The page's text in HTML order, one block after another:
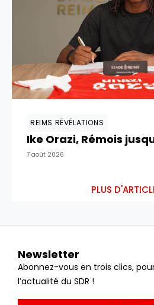
REIMS RÉVÉLATIONS
Ike Orazi, Rémois
7 août 2026
PLUS
Newsletter
Abonnez-vous en trois clics,
l’actualité du SDR !